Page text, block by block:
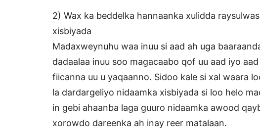
2) Wax ka beddelka hannaanka xulidda
xisbiyada
Madaxweynuhu waa inuu si aad ah uga
dadaalaa inuu soo magacaabo qof uu aad iyo
fiicanna uu u yaqaanno. Sidoo kale si xal waara
la dardargeliyo nidaamka xisbiyada si loo helo
in gebi ahaanba laga guuro nidaamka awood
xorowdo dareenka ah inay reer matalaan.